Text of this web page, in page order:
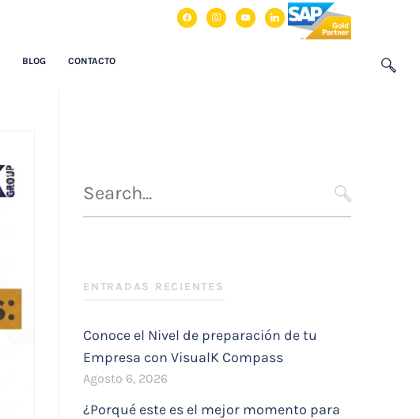
facebookinstagram
youtubelinkedin
BLOG CONTACTO
para
SEARCH
ENTRADAS RECIENTES
Conoce el Nivel de preparación de tu
Empresa con VisualK Compass
Agosto 6, 2026
¿Porqué este es el mejor momento para